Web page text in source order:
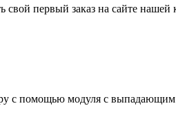
свой первый заказ на сайте нашей
с помощью модуля с